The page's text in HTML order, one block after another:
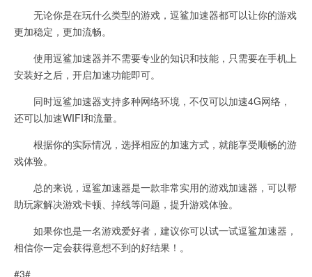
无论你是在玩什么类型的游戏，逗鲨加速器都可以让你的游戏
更加稳定，更加流畅。
使用逗鲨加速器并不需要专业的知识和技能，只需要在手机上
安装好之后，开启加速功能即可。
同时逗鲨加速器支持多种网络环境，不仅可以加速4G网络，
还可以加速WIFI和流量。
根据你的实际情况，选择相应的加速方式，就能享受顺畅的游
戏体验。
总的来说，逗鲨加速器是一款非常实用的游戏加速器，可以帮
助玩家解决游戏卡顿、掉线等问题，提升游戏体验。
如果你也是一名游戏爱好者，建议你可以试一试逗鲨加速器，
相信你一定会获得意想不到的好结果！。
#3#